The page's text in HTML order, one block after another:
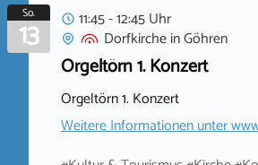
So.
13
11:45 - 12:45 Uhr
DorfkircheinGöhren
Orgeltörn 1. Konzert
Orgeltörn 1. Konzert
Weitere Informationen unter